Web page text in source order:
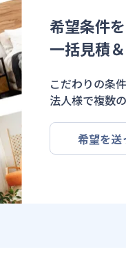
希望条件
一括見積
こだわりの条
法人様で複数
希望を送